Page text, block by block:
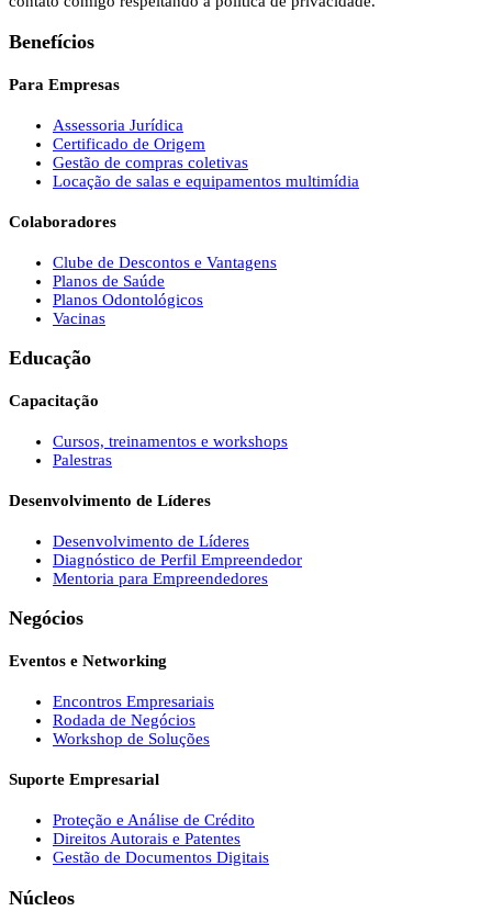
Benefícios
Para Empresas
Assessoria Jurídica
Certificado de Origem
Gestão de compras coletivas
Locação de salas e equipamentos multimídia
Colaboradores
Clube de Descontos e Vantagens
Planos de Saúde
Planos Odontológicos
Vacinas
Educação
Capacitação
Cursos, treinamentos e workshops
Palestras
Desenvolvimento de Líderes
Desenvolvimento de Líderes
Diagnóstico de Perfil Empreendedor
Mentoria para Empreendedores
Negócios
Eventos e Networking
Encontros Empresariais
Rodada de Negócios
Workshop de Soluções
Suporte Empresarial
Proteção e Análise de Crédito
Direitos Autorais e Patentes
Gestão de Documentos Digitais
Núcleos